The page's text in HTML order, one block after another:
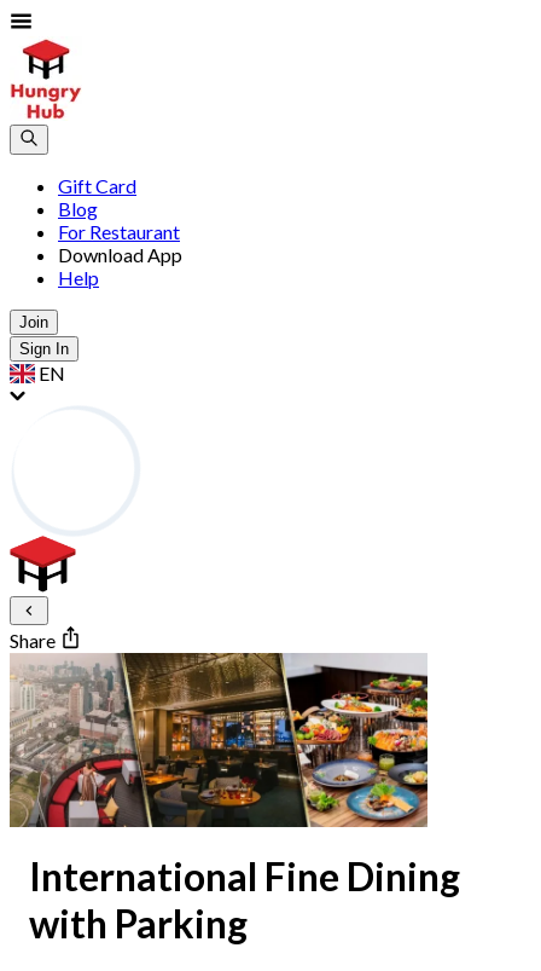
Gift Card
Blog
For Restaurant
Download App
Help
Join
Sign In
EN
Share
International Fine Dining
with Parking